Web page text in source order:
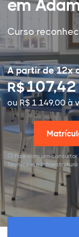
em
Curso
A partir de 12x
R$
ou R$ 1.149,00 à
Fale com um
Técnico em Infraestrutura